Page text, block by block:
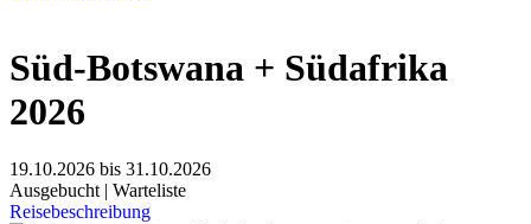
Süd-Botswana + Südafrika
2026
19.10.2026 bis 31.10.2026
Ausgebucht | Warteliste
Reisebeschreibung